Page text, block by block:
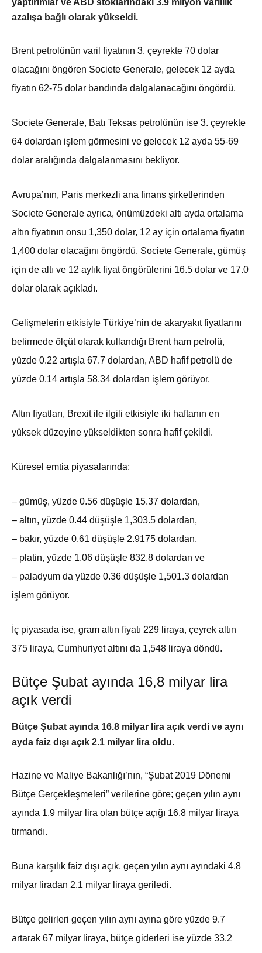
azalışa bağlı olarak yükseldi.
Brent petrolünün varil fiyatının 3. çeyrekte 70 dolar
olacağını öngören Societe Generale, gelecek 12 ayda
fiyatın 62-75 dolar bandında dalgalanacağını öngördü.
Societe Generale, Batı Teksas petrolünün ise 3. çeyrekte
64 dolardan işlem görmesini ve gelecek 12 ayda 55-69
dolar aralığında dalgalanmasını bekliyor.
Avrupa’nın, Paris merkezli ana finans şirketlerinden
Societe Generale ayrıca, önümüzdeki altı ayda ortalama
altın fiyatının onsu 1,350 dolar, 12 ay için ortalama fiyatın
1,400 dolar olacağını öngördü. Societe Generale, gümüş
için de altı ve 12 aylık fiyat öngörülerini 16.5 dolar ve 17.0
dolar olarak açıkladı.
Gelişmelerin etkisiyle Türkiye’nin de akaryakıt fiyatlarını
belirmede ölçüt olarak kullandığı Brent ham petrolü,
yüzde 0.22 artışla 67.7 dolardan, ABD hafif petrolü de
yüzde 0.14 artışla 58.34 dolardan işlem görüyor.
Altın fiyatları, Brexit ile ilgili etkisiyle iki haftanın en
yüksek düzeyine yükseldikten sonra hafif çekildi.
Küresel emtia piyasalarında;
– gümüş, yüzde 0.56 düşüşle 15.37 dolardan,
– altın, yüzde 0.44 düşüşle 1,303.5 dolardan,
– bakır, yüzde 0.61 düşüşle 2.9175 dolardan,
– platin, yüzde 1.06 düşüşle 832.8 dolardan ve
– paladyum da yüzde 0.36 düşüşle 1,501.3 dolardan
işlem görüyor.
İç piyasada ise, gram altın fiyatı 229 liraya, çeyrek altın
375 liraya, Cumhuriyet altını da 1,548 liraya döndü.
Bütçe Şubat ayında 16,8 milyar lira
açık verdi
Bütçe Şubat ayında 16.8 milyar lira açık verdi ve aynı
ayda faiz dışı açık 2.1 milyar lira oldu.
Hazine ve Maliye Bakanlığı’nın, “Şubat 2019 Dönemi
Bütçe Gerçekleşmeleri” verilerine göre; geçen yılın aynı
ayında 1.9 milyar lira olan bütçe açığı 16.8 milyar liraya
tırmandı.
Buna karşılık faiz dışı açık, geçen yılın aynı ayındaki 4.8
milyar liradan 2.1 milyar liraya geriledi.
Bütçe gelirleri geçen yılın aynı ayına göre yüzde 9.7
artarak 67 milyar liraya, bütçe giderleri ise yüzde 33.2